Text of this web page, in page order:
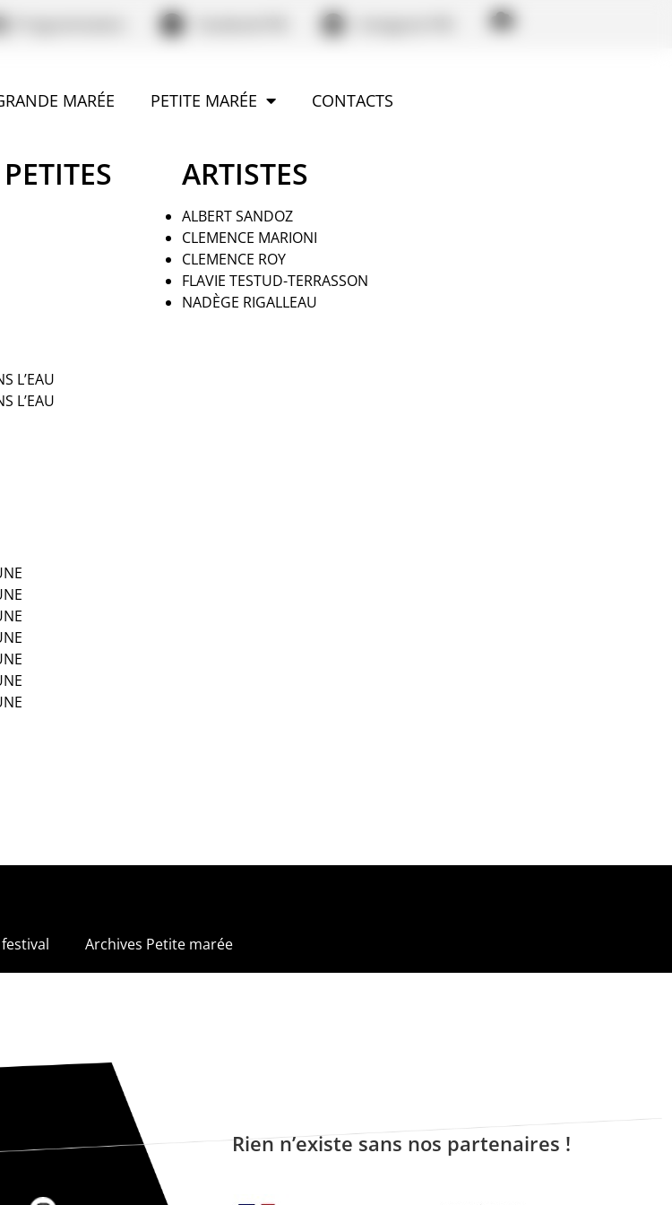
MARÉE PETITE MARÉE CONTACTS
PETITES
L’EAU
L’EAU
ARTISTES
ALBERT SANDOZ
CLEMENCE MARIONI
CLEMENCE ROY
FLAVIE TESTUD-TERRASSON
NADÈGE RIGALLEAU
Archives Petite marée
Rien n’existe sans nos partenaires !